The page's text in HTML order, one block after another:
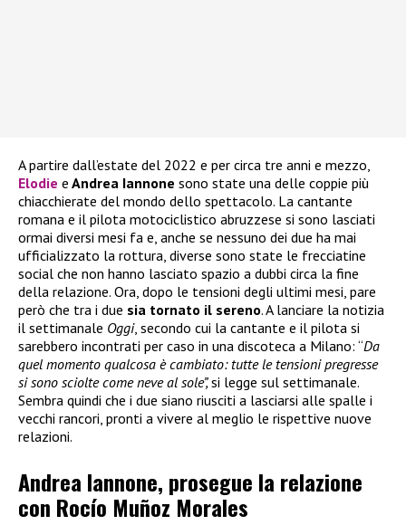
A partire dall’estate del 2022 e per circa tre anni e mezzo,
Elodie e Andrea Iannone sono state una delle coppie più
chiacchierate del mondo dello spettacolo. La cantante
romana e il pilota motociclistico abruzzese si sono lasciati
ormai diversi mesi fa e, anche se nessuno dei due ha mai
ufficializzato la rottura, diverse sono state le frecciatine
social che non hanno lasciato spazio a dubbi circa la fine
della relazione. Ora, dopo le tensioni degli ultimi mesi, pare
però che tra i due sia tornato il sereno. A lanciare la notizia
il settimanale Oggi, secondo cui la cantante e il pilota si
sarebbero incontrati per caso in una discoteca a Milano: “Da
quel momento qualcosa è cambiato: tutte le tensioni pregresse
si sono sciolte come neve al sole”,si legge sul settimanale.
Sembra quindi che i due siano riusciti a lasciarsi alle spalle i
vecchi rancori, pronti a vivere al meglio le rispettive nuove
relazioni.
Andrea Iannone, prosegue la relazione
con Rocío Muñoz Morales